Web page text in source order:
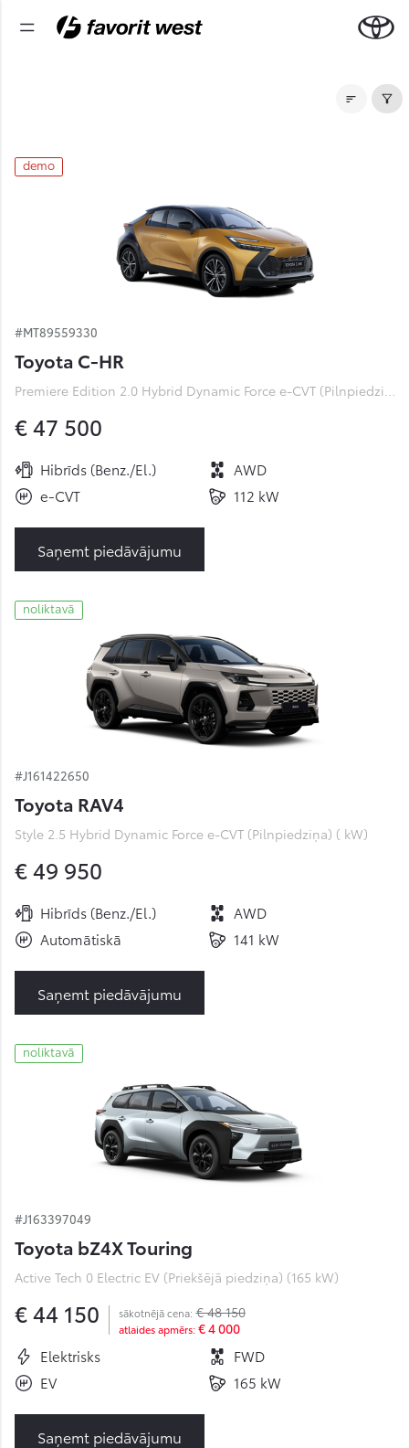
demo
#MT89559330
Toyota C-HR
Premiere Edition 2.0 Hybrid Dynamic Force e-CVT (Pilnpiedziņa) (112 kW)
€ 47 500
Hibrīds (Benz./El.)
AWD
e-CVT
112 kW
Saņemt piedāvājumu
noliktavā
#J161422650
Toyota RAV4
Style 2.5 Hybrid Dynamic Force e-CVT (Pilnpiedziņa) ( kW)
€ 49 950
Hibrīds (Benz./El.)
AWD
Automātiskā
141 kW
Saņemt piedāvājumu
noliktavā
#J163397049
Toyota bZ4X Touring
Active Tech 0 Electric EV (Priekšējā piedziņa) (165 kW)
€ 44 150 sākotnējā cena: € 48 150
atlaides apmērs: € 4 000
Elektrisks
FWD
EV
165 kW
Saņemt piedāvājumu